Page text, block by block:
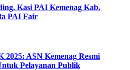
Kasi PAI Kemenag Kab.
PAI Fair
2025: ASN Kemenag Resmi
Pelayanan Publik